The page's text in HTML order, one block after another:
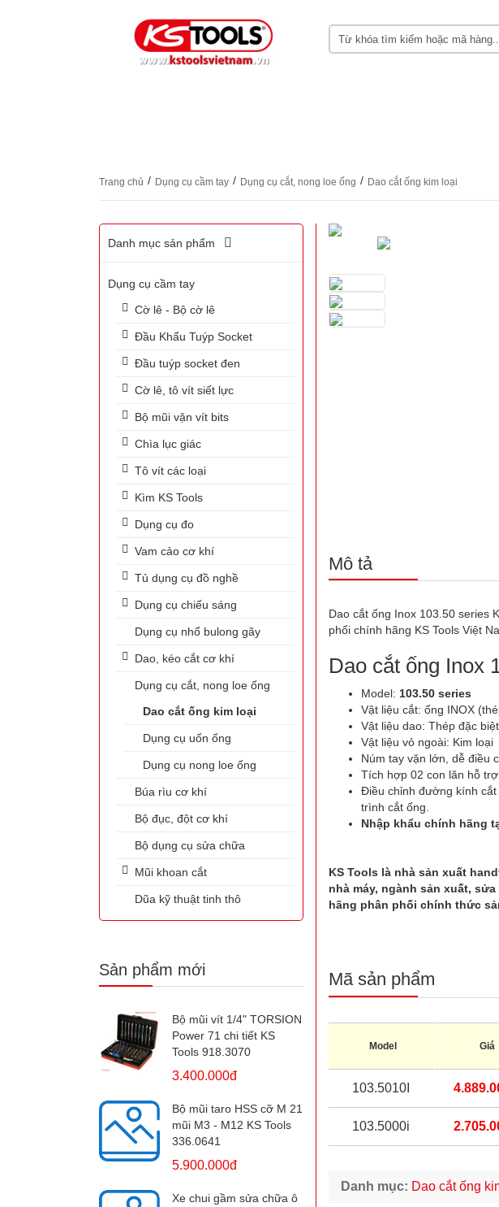
Trang chủ / Dụng cụ cầm tay / Dụng cụ cắt, nong loe ống / Dao cắt ống kim loại
Danh mục sản phẩm
Dụng cụ cầm tay
Cờ lê - Bộ cờ lê
Đầu Khẩu Tuýp Socket
Đầu tuýp socket đen
Cờ lê, tô vít siết lực
Bộ mũi vặn vít bits
Chìa lục giác
Tô vít các loại
Kìm KS Tools
Dụng cụ đo
Vam cảo cơ khí
Tủ dụng cụ đồ nghề
Dụng cụ chiếu sáng
Dụng cụ nhổ bulong gãy
Dao, kéo cắt cơ khí
Dụng cụ cắt, nong loe ống
Dao cắt ống kim loại
Dụng cụ uốn ống
Dụng cụ nong loe ống
Búa rìu cơ khí
Bộ đục, đột cơ khí
Bộ dụng cụ sửa chữa
Mũi khoan cắt
Dũa kỹ thuật tinh thô
Sản phẩm mới
Bộ mũi vít 1/4" TORSION
Power 71 chi tiết KS
Tools 918.3070
3.400.000đ
Bộ mũi taro HSS cỡ M 21
mũi M3 - M12 KS Tools
336.0641
5.900.000đ
Xe chui gầm sửa chữa ô
Mô tả
Dao cắt ống Inox 103.50 series
phối chính hãng KS Tools Việt
Dao cắt ống Inox
Model: 103.50 series
Vật liệu cắt: ống INOX
Vật liệu dao: Thép đặc biệt
Vật liệu vỏ ngoài: Kim loại
Núm tay vặn lớn, dễ điều
Tích hợp 02 con lăn hỗ
Điều chỉnh đường kính cắt
trình cắt ống.
Nhập khẩu chính hãng
KS Tools là nhà sản xuất
nhà máy, ngành sản xuất,
hãng phân phối chính thức
Mã sản phẩm
Model Giá
103.5010I
103.5000i
Danh mục: Dao cắt ống